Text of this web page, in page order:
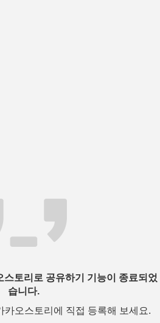
토리로 공유하기 기능이 종료되었
습니다.
카오스토리에 직접 등록해 보세요.